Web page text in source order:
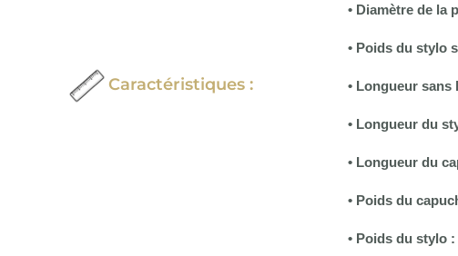
Caractéristiques :
• Diamètre de la
• Poids du stylo
• Longueur sans
• Longueur du
• Longueur du
• Poids du
• Poids du stylo :